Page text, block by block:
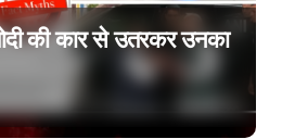
की कार से उतरकर उनका